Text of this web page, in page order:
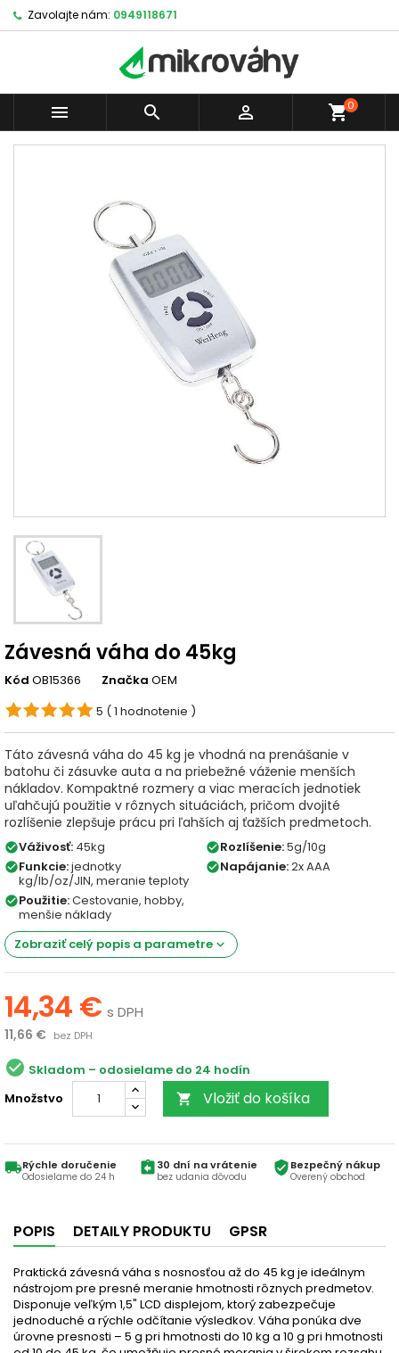
Zavolajte nám: 0949118671
   shopping_cart0
Závesná váha do 45kg
Kód OB15366 Značka OEM
5 ( 1 hodnotenie )
Táto závesná váha do 45 kg je vhodná na prenášanie v
batohu či zásuvke auta a na priebežné váženie menších
nákladov. Kompaktné rozmery a viac meracích jednotiek
uľahčujú použitie v rôznych situáciách, pričom dvojité
rozlíšenie zlepšuje prácu pri ľahších aj ťažších predmetoch.
check_circleVáživosť: 45kg check_circleRozlíšenie:5g/10g
check_circleFunkcie:jednotky
kg/lb/oz/JIN, meranie teploty
check_circleNapájanie:2x AAA
check_circlePoužitie:Cestovanie, hobby,
menšie náklady
Zobraziť celý popis a parametre keyboard_arrow_down
14,34 € s DPH
11,66 € bez DPH
check_circle Skladom
Množstvo
 Vložiť do košíka
local_shippingRýchle doručenie
Odosielame do 24 h
assignment_return30 dní na vrátenie
bez udania dôvodu
verified_userBezpečný nákup
Overený obchod
POPIS DETAILY PRODUKTU GPSR
Praktická závesná váha s nosnosťou až do 45 kg je ideálnym
nástrojom pre presné meranie hmotnosti rôznych predmetov.
Disponuje veľkým 1,5" LCD displejom, ktorý zabezpečuje
jednoduché a rýchle odčítanie výsledkov. Váha ponúka dve
úrovne presnosti – 5 g pri hmotnosti do 10 kg a 10 g pri hmotnosti